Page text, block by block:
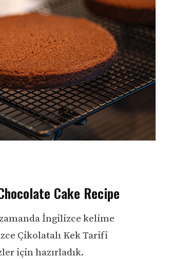
Cake Recipe
İngilizce kelime
Çikolatalı Kek Tarifi
için hazırladık.